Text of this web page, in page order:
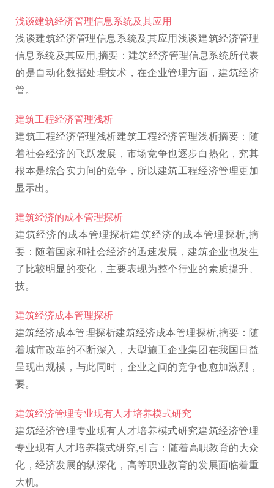
浅谈建筑经济管理信息系统及其应用
浅谈建筑经济管理信息系统及其应用浅谈建筑经济管理
信息系统及其应用,摘要：建筑经济管理信息系统所代表
的是自动化数据处理技术，在企业管理方面，建筑经济
管。
建筑工程经济管理浅析
建筑工程经济管理浅析建筑工程经济管理浅析摘要：随
着社会经济的飞跃发展，市场竞争也逐步白热化，究其
根本是综合实力间的竞争，所以建筑工程经济管理更加
显示出。
建筑经济的成本管理探析
建筑经济的成本管理探析建筑经济的成本管理探析,摘
要：随着国家和社会经济的迅速发展，建筑企业也发生
了比较明显的变化，主要表现为整个行业的素质提升、
技。
建筑经济成本管理探析
建筑经济成本管理探析建筑经济成本管理探析,摘要：随
着城市改革的不断深入，大型施工企业集团在我国日益
呈现出规模，与此同时，企业之间的竞争也愈加激烈，
要。
建筑经济管理专业现有人才培养模式研究
建筑经济管理专业现有人才培养模式研究建筑经济管理
专业现有人才培养模式研究,引言：随着高职教育的大众
化，经济发展的纵深化，高等职业教育的发展面临着重
大机。